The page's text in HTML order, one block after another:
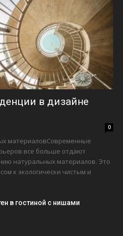
в дизайне
0
материаловСовременные
все больше отдают
натуральных материалов. Это
к экологически чистым и
в гостиной с нишами